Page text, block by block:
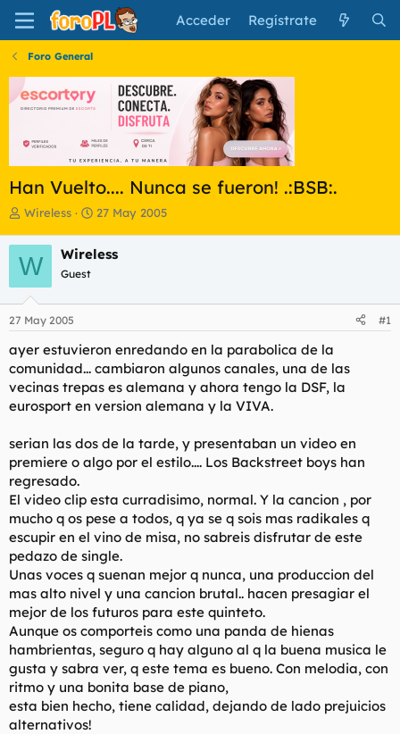
Acceder Regístrate
Foro General
Han Vuelto.... Nunca se fueron! .:BSB:.
I
i
c
i
a
d
o
d
e
l
t
m
a
Wireless
F
h
e
i
c
i
o
27 May 2005
W Wireless
Guest
27 May 2005 #1
ayer estuvieron enredando en la parabolica de la
comunidad... cambiaron algunos canales, una de las
vecinas trepas es alemana y ahora tengo la DSF, la
eurosport en version alemana y la VIVA.
serian las dos de la tarde, y presentaban un video en
premiere o algo por el estilo.... Los Backstreet boys han
regresado.
El video clip esta curradisimo, normal. Y la cancion , por
mucho q os pese a todos, q ya se q sois mas radikales q
escupir en el vino de misa, no sabreis disfrutar de este
pedazo de single.
Unas voces q suenan mejor q nunca, una produccion del
mas alto nivel y una cancion brutal.. hacen presagiar el
mejor de los futuros para este quinteto.
Aunque os comporteis como una panda de hienas
hambrientas, seguro q hay alguno al q la buena musica le
gusta y sabra ver, q este tema es bueno. Con melodia, con
ritmo y una bonita base de piano,
esta bien hecho, tiene calidad, dejando de lado prejuicios
alternativos!